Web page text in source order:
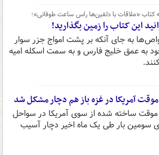
کتاب «ملاقات با دلفین‌ها راس ساعت طوفانی»؛
این کتاب را زمین بگذارید!
به جای آنکه بر پشت امواج جزر سوار
به عمق خلیج فارس و به سمت اسکله امیه
آمریکا در غزه باز هم دچار مشکل شد
موقت ساخته شده از سوی آمریکا در سواحل
سومین بار طی یک ماه اخیر دچار آسیب